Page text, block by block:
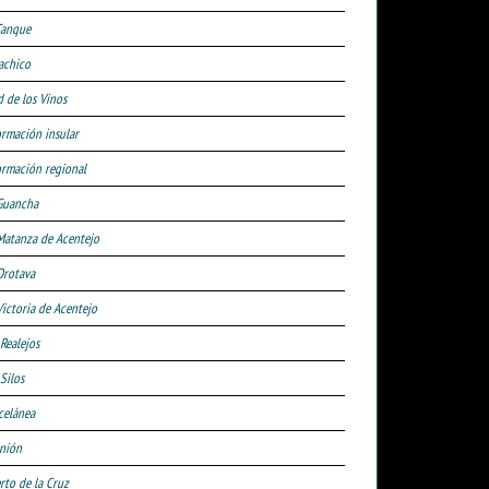
de los Vinos
insular
regional
de Acentejo
de Acentejo
de la Cruz